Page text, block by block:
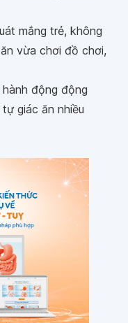
mắng trẻ, không
vừa chơi đồ chơi,
động động
giác ăn nhiều